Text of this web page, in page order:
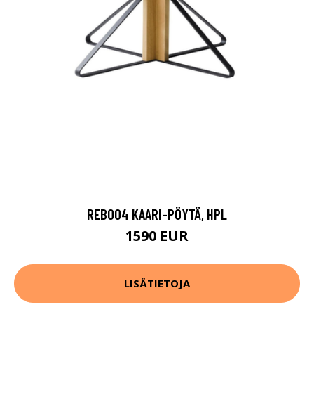
REB004 KAARI-PÖYTÄ, HPL
1590 EUR
LISÄTIETOJA